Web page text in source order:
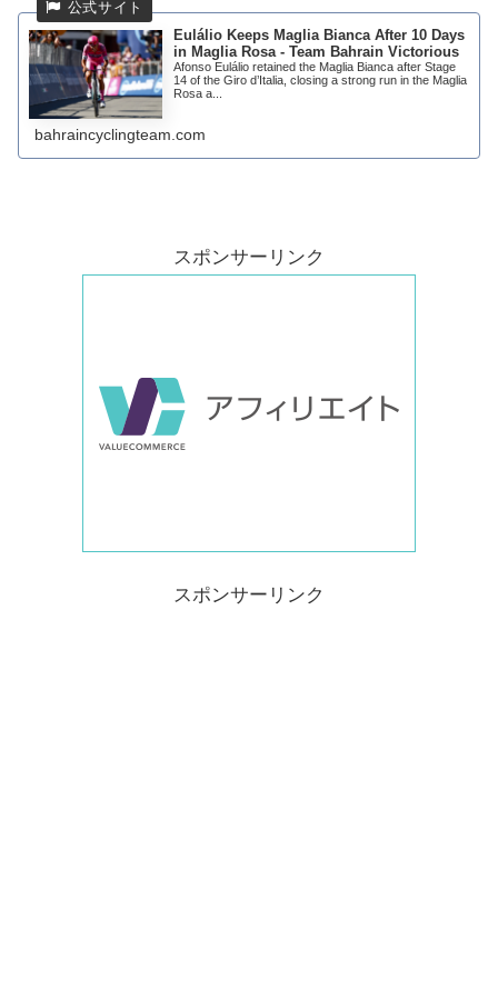
Eulálio Keeps Maglia Bianca After 10 Days
in Maglia Rosa - Team Bahrain Victorious
Afonso Eulálio retained the Maglia Bianca after Stage
14 of the Giro d’Italia, closing a strong run in the Maglia
Rosa a...
bahraincyclingteam.com
スポンサーリンク
スポンサーリンク